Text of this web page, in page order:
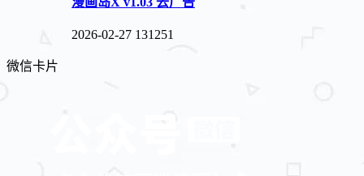
2026-02-27 131251
微信卡片